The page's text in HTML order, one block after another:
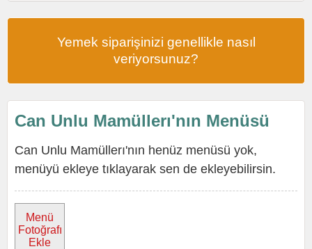
Yemek siparişinizi genellikle nasıl
veriyorsunuz?
Can Unlu Mamüllerı'nın Menüsü
Can Unlu Mamüllerı'nın henüz menüsü yok,
menüyü ekleye tıklayarak sen de ekleyebilirsin.
Menü
Fotoğrafı
Ekle